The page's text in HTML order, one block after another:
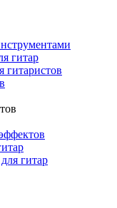
гитар
гитаристов
гитар